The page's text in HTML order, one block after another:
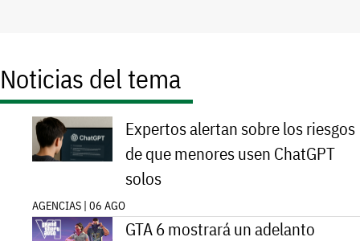
Noticias del tema
Expertos alertan sobre los riesgos
de que menores usen ChatGPT
solos
AGENCIAS | 06 AGO
GTA 6 mostrará un adelanto